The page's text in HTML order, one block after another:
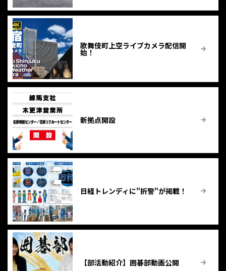
歌舞伎町上空ライブカメラ配信開
始！
新拠点開設
日経トレンディに"折警"が掲載！
【部活動紹介】囲碁部動画公開